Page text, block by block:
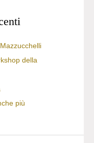
della
più